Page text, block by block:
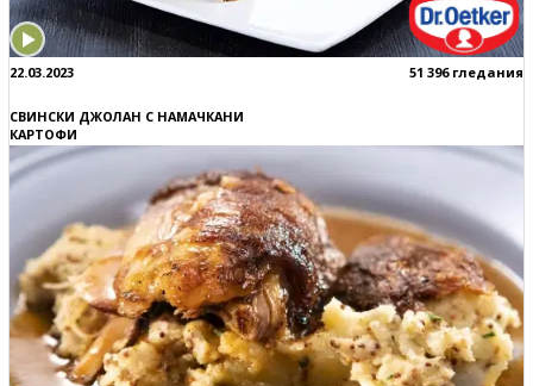
22.03.2023 51 396 гледания
СВИНСКИ ДЖОЛАН С НАМАЧКАНИ
КАРТОФИ